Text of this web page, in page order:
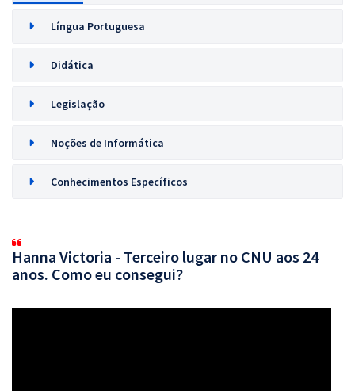
Língua Portuguesa
Didática
Legislação
Noções de Informática
Conhecimentos Específicos
Hanna Victoria - Terceiro lugar no CNU aos 24
anos. Como eu consegui?